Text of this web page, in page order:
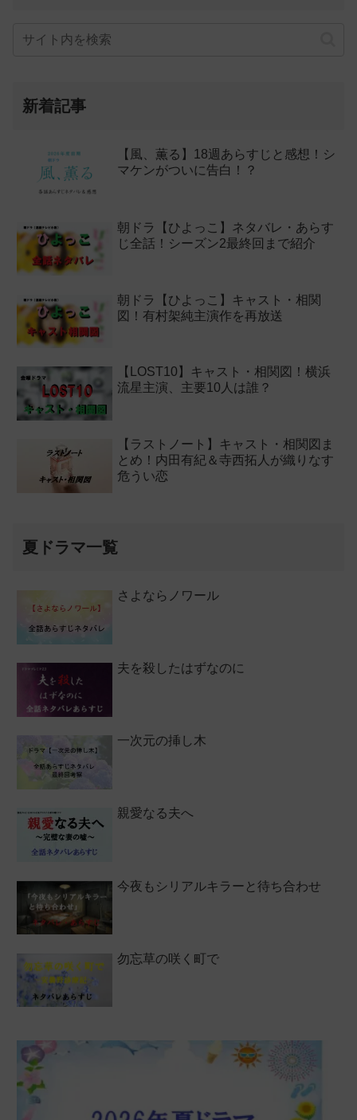
新着記事
【風、薫る】18週あらすじと感想！シ
マケンがついに告白！？
朝ドラ【ひよっこ】ネタバレ・あらす
じ全話！シーズン2最終回まで紹介
朝ドラ【ひよっこ】キャスト・相関
図！有村架純主演作を再放送
【LOST10】キャスト・相関図！横浜
流星主演、主要10人は誰？
【ラストノート】キャスト・相関図ま
とめ！内田有紀＆寺西拓人が織りなす
危うい恋
夏ドラマ一覧
さよならノワール
夫を殺したはずなのに
一次元の挿し木
親愛なる夫へ
今夜もシリアルキラーと待ち合わせ
勿忘草の咲く町で